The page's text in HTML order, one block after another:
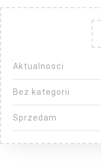
Aktualnosci
Bez kategorii
Sprzedam